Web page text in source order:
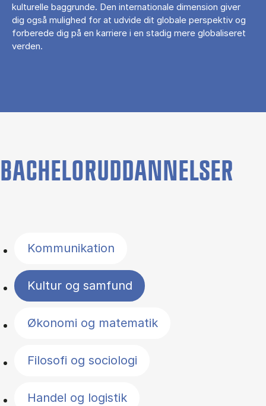
kulturelle baggrunde. Den internationale dimension giver
dig også mulighed for at udvide dit globale perspektiv og
forberede dig på en karriere i en stadig mere globaliseret
verden.
BACHELORUDDANNELSER
Kommunikation
Kultur og samfund
Økonomi og matematik
Filosofi og sociologi
Handel og logistik